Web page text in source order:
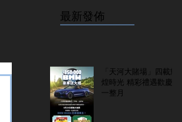
最新發佈
...............................................................
「天河大賭場」四載輝
煌時光 精彩禮遇歡慶
一整月